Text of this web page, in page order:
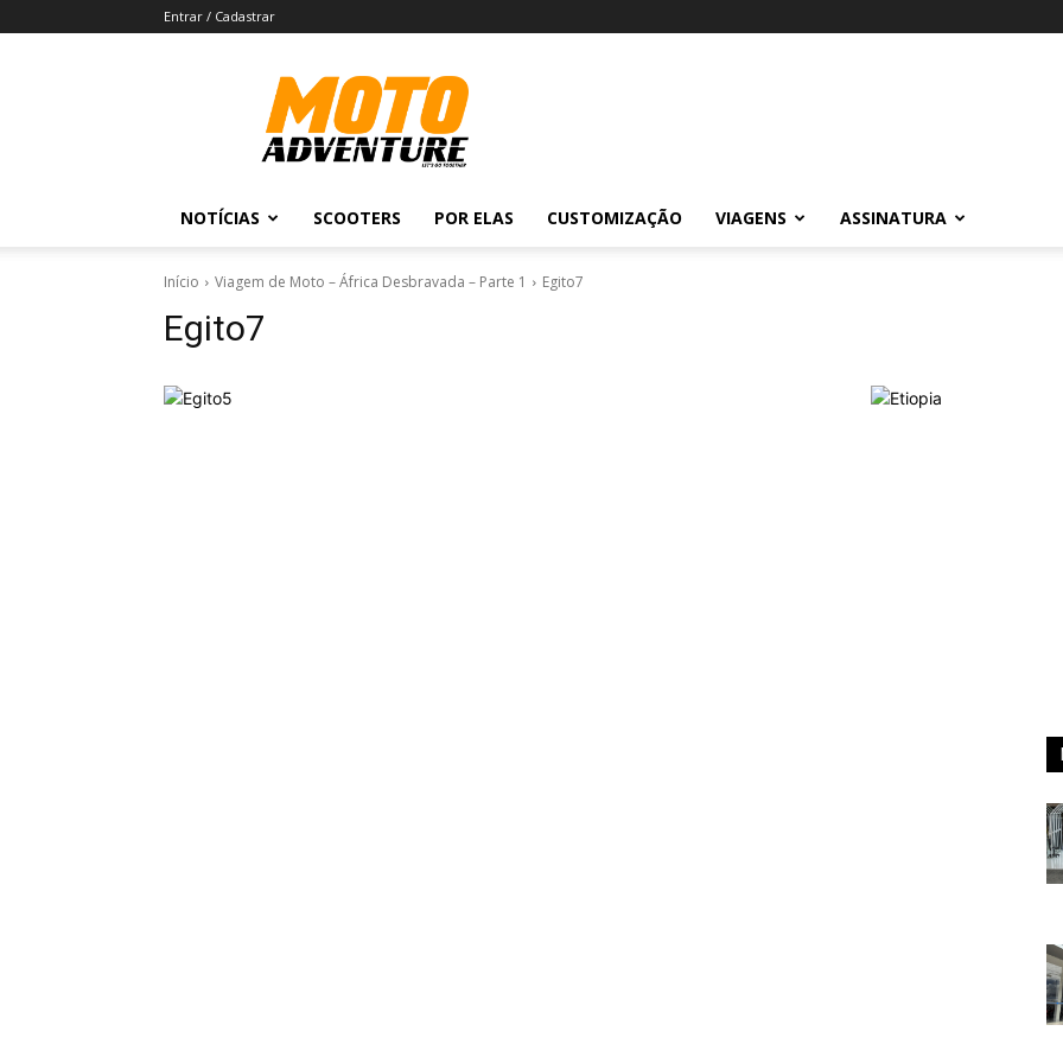
Entrar / Cadastrar
Revista
Moto
Adventure
NOTÍCIAS SCOOTERS POR ELAS CUSTOMIZAÇÃO VIAGENS ASSINATURA
Início Viagem de Moto – África Desbravada – Parte 1 Egito7
Egito7